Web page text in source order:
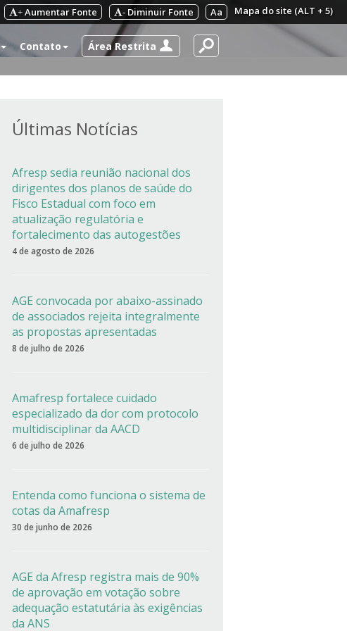
Mapa do site (ALT + 5)
Aa
- Diminuir Fonte
+ Aumentar Fonte
Contato Área Restrita
Últimas Notícias
Afresp sedia reunião nacional dos
dirigentes dos planos de saúde do
Fisco Estadual com foco em
atualização regulatória e
fortalecimento das autogestões
4 de agosto de 2026
AGE convocada por abaixo-assinado
de associados rejeita integralmente
as propostas apresentadas
8 de julho de 2026
Amafresp fortalece cuidado
especializado da dor com protocolo
multidisciplinar da AACD
6 de julho de 2026
Entenda como funciona o sistema de
cotas da Amafresp
30 de junho de 2026
AGE da Afresp registra mais de 90%
de aprovação em votação sobre
adequação estatutária às exigências
da ANS